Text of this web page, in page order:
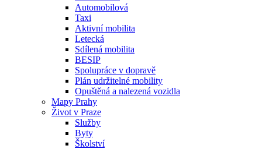
Automobilová
Taxi
Aktivní mobilita
Letecká
Sdílená mobilita
BESIP
Spolupráce v dopravě
Plán udržitelné mobility
Opuštěná a nalezená vozidla
Mapy Prahy
Život v Praze
Služby
Byty
Školství